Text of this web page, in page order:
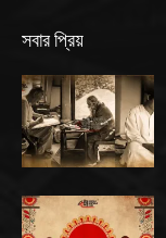
সবার প্রিয়